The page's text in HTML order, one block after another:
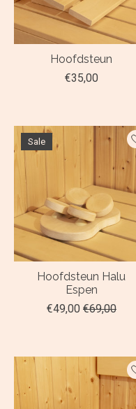
Hoofdsteun
€35,00
Sale
Hoofdsteun Halu
Espen
€49,00 €69,00